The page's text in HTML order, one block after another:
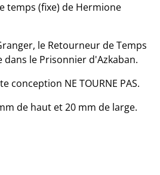
temps (fixe) de Hermione
le Retourneur de Temps
le Prisonnier d'Azkaban.
conception NE TOURNE PAS.
de haut et 20 mm de large.